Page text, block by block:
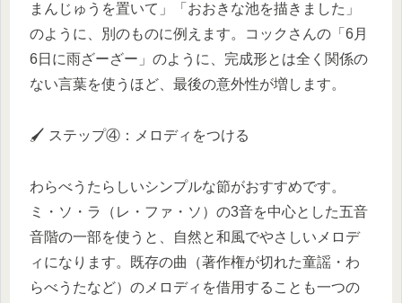
まんじゅうを置いて」「おおきな池を描きました」
のように、別のものに例えます。コックさんの「6月
6日に雨ざーざー」のように、完成形とは全く関係の
ない言葉を使うほど、最後の意外性が増します。
🖌️ ステップ④：メロディをつける
わらべうたらしいシンプルな節がおすすめです。
ミ・ソ・ラ（レ・ファ・ソ）の3音を中心とした五音
音階の一部を使うと、自然と和風でやさしいメロデ
ィになります。既存の曲（著作権が切れた童謡・わ
らべうたなど）のメロディを借用することも一つの